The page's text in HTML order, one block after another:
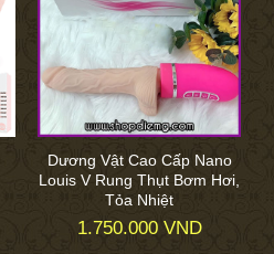
Dương Vật Cao Cấp Nano
Louis V Rung Thụt Bơm Hơi,
Tỏa Nhiệt
1.750.000 VND